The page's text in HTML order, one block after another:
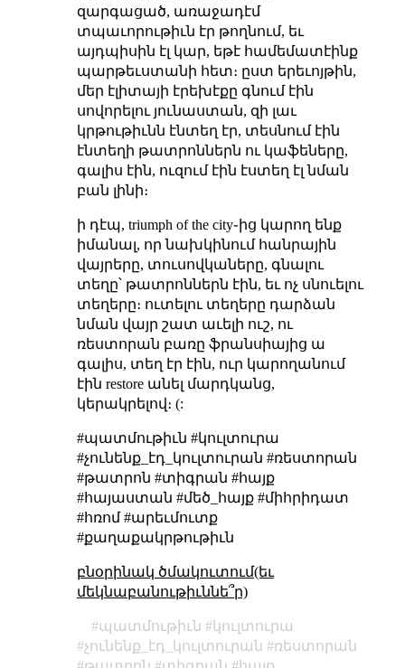
զարգացած, առաջադէմ
տպաւորութիւն էր թողնում, եւ
այդպիսին էլ կար, եթէ համեմատէինք
պարթեւստանի հետ։ ըստ երեւոյթին,
մեր էլիտայի էրեխէքը գնում էին
սովորելու յունաստան, զի լաւ
կրթութիւնն էնտեղ էր, տեսնում էին
էնտեղի թատրոններն ու կաֆեները,
գալիս էին, ուզում էին էստեղ էլ նման
բան լինի։
ի դէպ, triumph of the city֊ից կարող ենք
իմանալ, որ նախկինում հանրային
վայրերը, տուսովկաները, գնալու
տեղը՝ թատրոններն էին, եւ ոչ սնուելու
տեղերը։ ուտելու տեղերը դարձան
նման վայր շատ աւելի ուշ, ու
ռեստորան բառը ֆրանսիայից ա
գալիս, տեղ էր էին, ուր կարողանում
էին restore անել մարդկանց,
կերակրելով։ (:
#պատմութիւն #կուլտուրա
#չունենք_էդ_կուլտուրան #ռեստորան
#թատրոն #տիգրան #հայք
#հայաստան #մեծ_հայք #միհրիդատ
#հռոմ #արեւմուտք
#քաղաքակրթութիւն
բնօրինակ ծմակուտում(եւ
մեկնաբանութիւննե՞ր)
պատմութիւն
կուլտուրա
չունենք_էդ_կուլտուրան
ռեստորան